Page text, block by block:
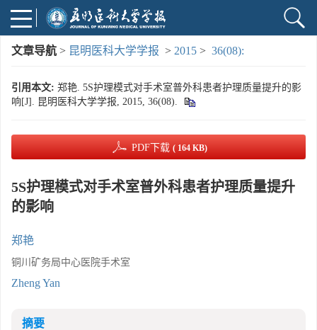
文章导航 > 昆明医科大学学报 > 2015 > 36(08):
引用本文: 郑艳. 5S护理模式对手术室普外科患者护理质量提升的影
响[J]. 昆明医科大学学报, 2015, 36(08).
PDF下载 ( 164 KB)
5S护理模式对手术室普外科患者护理质量提升
的影响
郑艳
铜川矿务局中心医院手术室
Zheng Yan
摘要